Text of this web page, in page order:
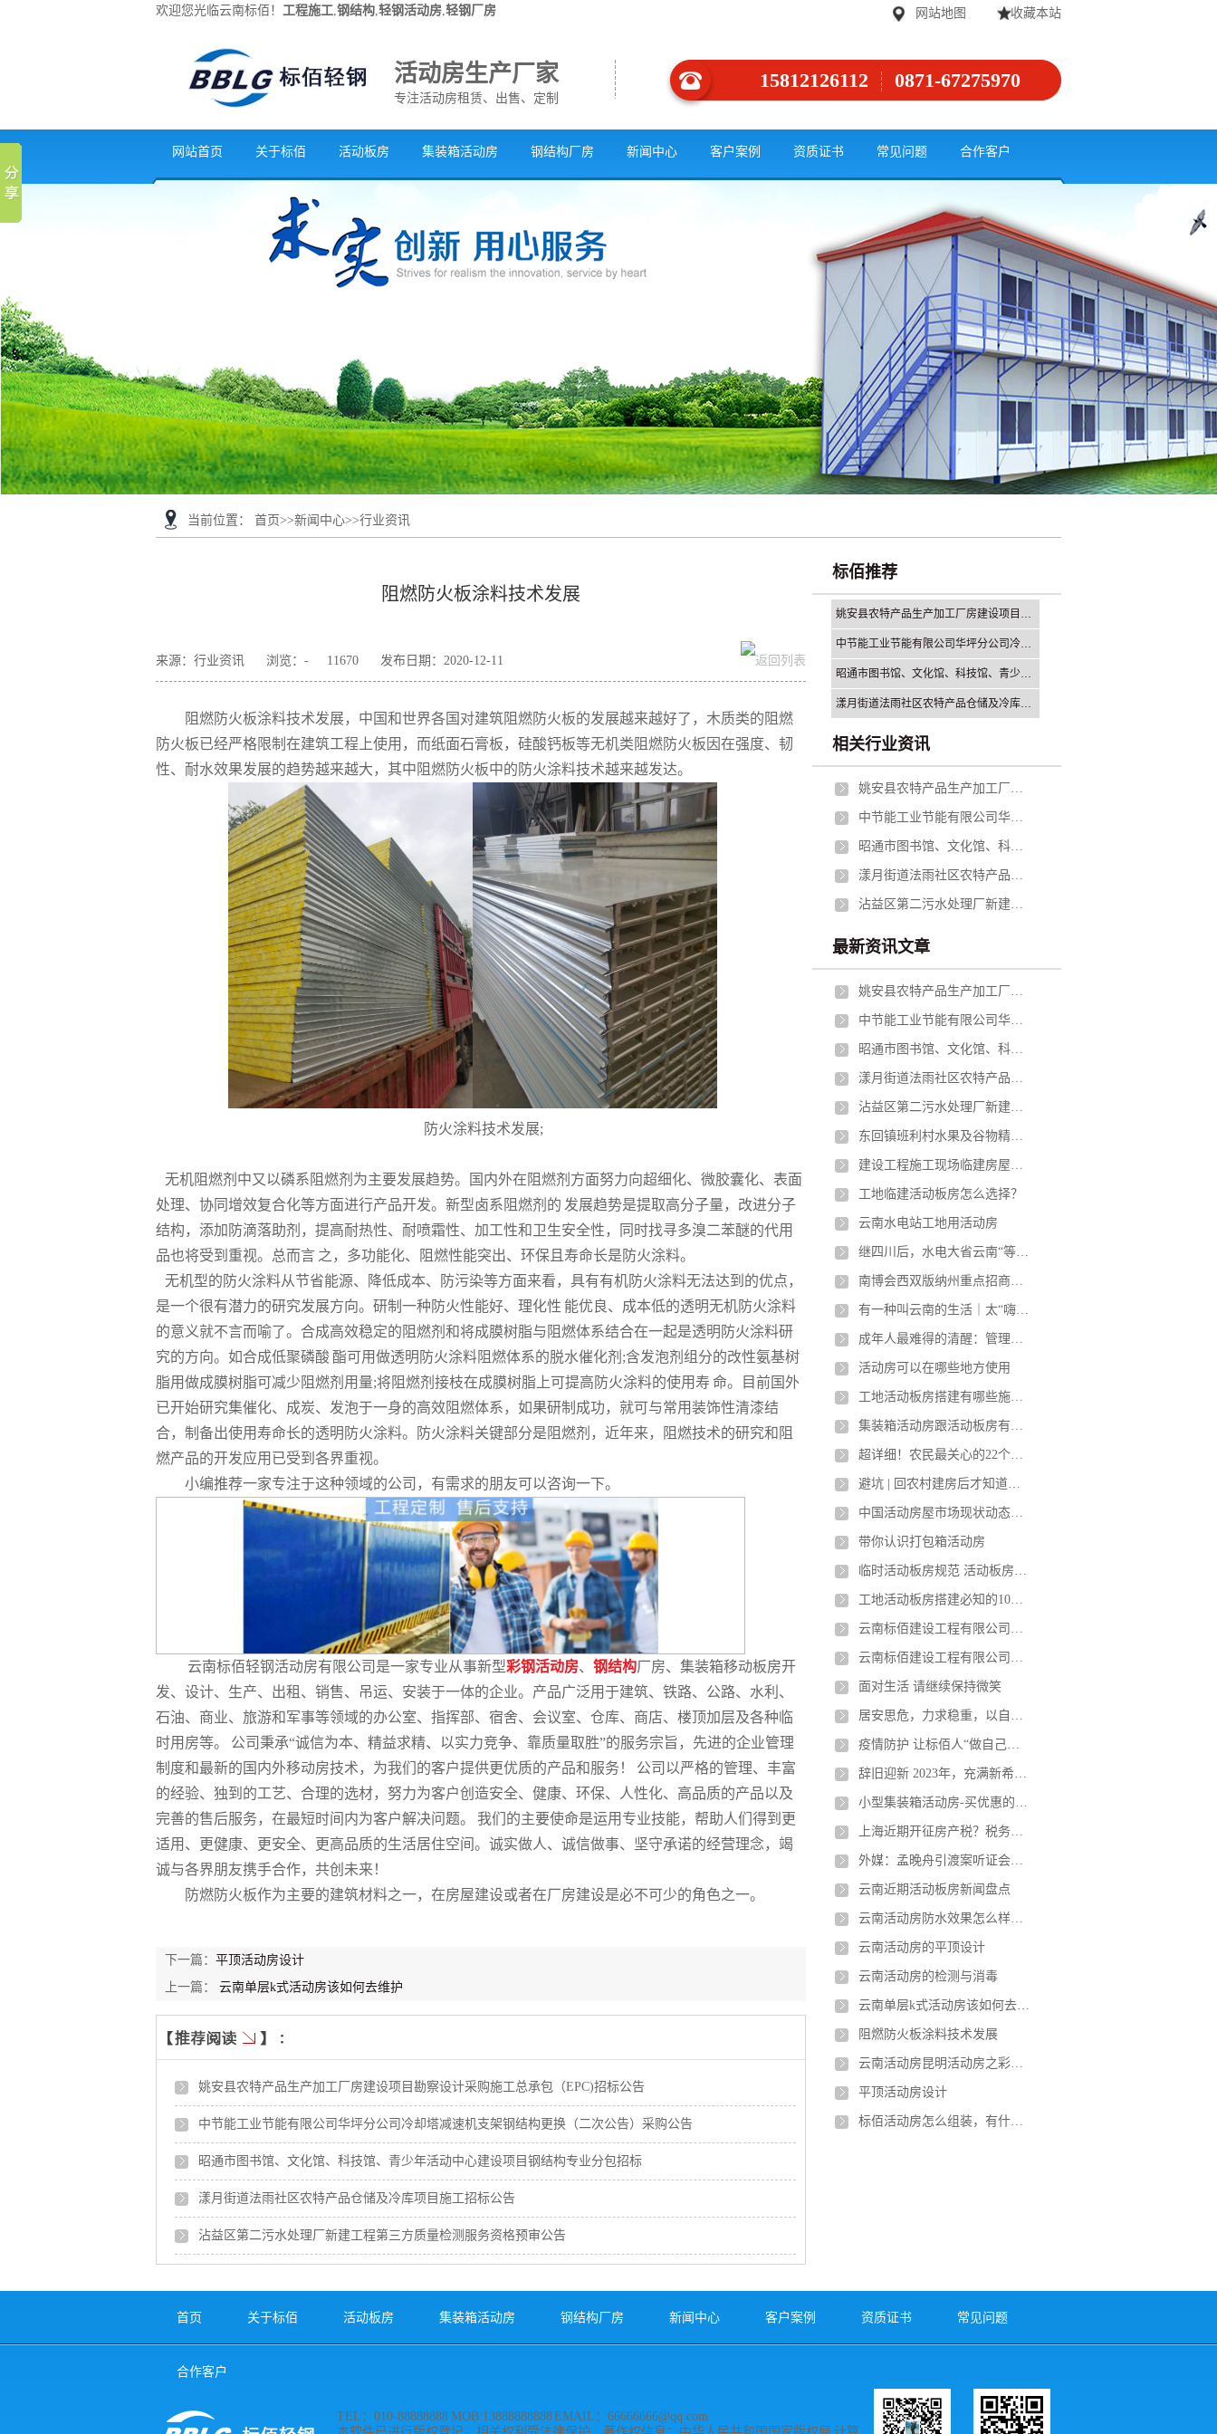
网站地图 收藏本站
欢迎您光临云南标佰！ 工程施工,钢结构,轻钢活动房,轻钢厂房
活动房生产厂家
专注活动房租赁、出售、定制
15812126112 0871-67275970
网站首页 关于标佰 活动板房 集装箱活动房 钢结构厂房 新闻中心 客户案例 资质证书 常见问题 合作客户
当前位置 ： 首页>>新闻中心>>行业资讯
阻燃防火板涂料技术发展
来源：行业资讯 浏览： - 11670 发布日期：2020-12-11
阻燃防火板涂料技术发展， 中国和世界各国对建筑 阻燃防火板的发展越来越好了 ，木质类的 阻燃
防火板已经严格限制在建筑工程上使用，而纸面石膏板，硅酸钙板等无机类 阻燃防火板 因在强度、韧
性、耐水效果发展的趋势越来越大，其中阻燃防火板中的 防火涂料技术越来越发达。
防火涂料技术发展;
无机阻燃剂中又以磷系阻燃剂为主要发展趋势。国内外在阻燃剂方面努力向超细化、微胶囊化、表面
处理、协同增效复合化等方面进行产品开发。新型卤系阻燃剂的 发展趋势是提取高分子量，改进分子
结构，添加防滴落助剂，提高耐热性、耐喷霜性、加工性和卫生安全性，同时找寻多溴二苯醚的代用
品也将受到重视。总而言 之，多功能化、阻燃性能突出、环保且寿命长是防火涂料。
无机型的防火涂料从节省能源、降低成本、防污染等方面来看，具有有机防火涂料无法达到的优点，
是一个很有潜力的研究发展方向。研制一种防火性能好、理化性 能优良、成本低的透明无机防火涂料
的意义就不言而喻了。合成高效稳定的阻燃剂和将成膜树脂与阻燃体系结合在一起是透明防火涂料研
究的方向。如合成低聚磷酸 酯可用做透明防火涂料阻燃体系的脱水催化剂;含发泡剂组分的改性氨基树
脂用做成膜树脂可减少阻燃剂用量;将阻燃剂接枝在成膜树脂上可提高防火涂料的使用寿 命。目前国外
已开始研究集催化、成炭、发泡于一身的高效阻燃体系，如果研制成功，就可与常用装饰性清漆结
合，制备出使用寿命长的透明防火涂料。防火涂料关键部分是阻燃剂，近年来，阻燃技术的研究和阻
燃产品的开发应用已受到各界重视。
小编推荐一家专注于这种领域的公司，有需求的朋友可以咨询一下。
云南标佰轻钢活动房有限公司是一家专业从事新型彩钢活动房、 钢结构厂房、 集装箱移动板房开
发、设计、生产、出租、销售、吊运、安装于一体的企业。产品广泛用于建筑、铁路、公路、水利、
石油、商业、旅游和军事等领域的办公室、指挥部、宿舍、会议室、仓库、商店、楼顶加层及各种临
时用房等。
公司秉承“诚信为本、精益求精、以实力竞争、靠质量取胜”的服务宗旨，先进的企业管理
制度和最新的国内外移动房技术，为我们的客户提供更优质的产品和服务！ 公司以严格的管理、丰富
的经验、独到的工艺、合理的选材，努力为客户创造安全、健康、环保、人性化、高品质的产品以及
完善的售后服务，在最短时间内为客户解决问题。 我们的主要使命是运用专业技能，帮助人们得到更
适用、更健康、更安全、更高品质的生活居住空间。诚实做人、诚信做事、坚守承诺的经营理念，竭
诚与各界朋友携手合作，共创未来！
防燃防火板作为主要的建筑材料之一，在房屋建设或者在厂房建设是必不可少的角色之一。
下一篇： 平顶活动房设计
上一篇： 云南单层k式活动房该如何去维护
姚安县农特产品生产加工厂房建设项目勘察设计采购施工总承包（EPC)招标公告
中节能工业节能有限公司华坪分公司冷却塔减速机支架钢结构更换（二次公告）采购公告
昭通市图书馆、文化馆、科技馆、青少年活动中心建设项目钢结构专业分包招标
漾月街道法雨社区农特产品仓储及冷库项目施工招标公告
沾益区第二污水处理厂新建工程第三方质量检测服务资格预审公告
标佰推荐
姚安县农特产品生产加工厂房建设项目勘察设计采购施工总承包（EPC)招标公告
中节能工业节能有限公司华坪分公司冷却塔减速机支架钢结构更换（二次公告）采购公告
昭通市图书馆、文化馆、科技馆、青少年活动中心建设项目钢结构专业分包招标
漾月街道法雨社区农特产品仓储及冷库项目施工招标公告
相关行业资讯
姚安县农特产品生产加工厂房建设项目勘察设计采购施工总承包（EPC)招标公告
中节能工业节能有限公司华坪分公司冷却塔减速机支架钢结构更换（二次公告）采购公告
昭通市图书馆、文化馆、科技馆、青少年活动中心建设项目钢结构专业分包招标
漾月街道法雨社区农特产品仓储及冷库项目施工招标公告
沾益区第二污水处理厂新建工程第三方质量检测服务资格预审公告
最新资讯文章
姚安县农特产品生产加工厂房建设项目勘察设计采购施工总承包（EPC)招标公告
中节能工业节能有限公司华坪分公司冷却塔减速机支架钢结构更换（二次公告）采购公告
昭通市图书馆、文化馆、科技馆、青少年活动中心建设项目钢结构专业分包招标
漾月街道法雨社区农特产品仓储及冷库项目施工招标公告
沾益区第二污水处理厂新建工程第三方质量检测服务资格预审公告
东回镇班利村水果及谷物精深加工车间项目资格预审公告
建设工程施工现场临建房屋技术规程（轻型钢结构部分）
工地临建活动板房怎么选择？
云南水电站工地用活动房
继四川后，水电大省云南“等水来”：能源富省为何频现电力吃紧
南博会西双版纳州重点招商引资推介会在昆明举办
有一种叫云南的生活｜太“嗨皮”了，她获得的奖品是1吨柑桔！
成年人最难得的清醒：管理好自己的能量
活动房可以在哪些地方使用
工地活动板房搭建有哪些施工要求?
集装箱活动房跟活动板房有什么区别？那种更好呢？
超详细！农民最关心的22个宅基地问题
避坑 | 回农村建房后才知道，有30个坑在等你
中国活动房屋市场现状动态及前景趋势预测报告2021-2026年
带你认识打包箱活动房
临时活动板房规范 活动板房的质量标准是什么？
工地活动板房搭建必知的10个注意事项！
云南标佰建设工程有限公司介绍--英文版
云南标佰建设工程有限公司介绍--中文版
面对生活 请继续保持微笑
居安思危，力求稳重，以自身确定性应对不确定性
疫情防护 让标佰人“做自己健康的责任人”
辞旧迎新 2023年，充满新希望！
小型集装箱活动房-买优惠的集装箱箱房选择云南标佰轻钢活动房屋
上海近期开征房产税？税务局辟谣：征收试点已超10年
外媒：孟晚舟引渡案听证会结束 法官将于10月21日作出裁决
云南近期活动板房新闻盘点
云南活动房防水效果怎么样呢？防腐性如何？
云南活动房的平顶设计
云南活动房的检测与消毒
云南单层k式活动房该如何去维护
阻燃防火板涂料技术发展
云南活动房昆明活动房之彩钢板活动房
平顶活动房设计
标佰活动房怎么组装，有什么方法
首页 关于标佰 活动板房 集装箱活动房 钢结构厂房 新闻中心 客户案例 资质证书 常见问题
合作客户
TEL：010-88888888 MOB:13888888888 EMAIL：66666666@qq.com